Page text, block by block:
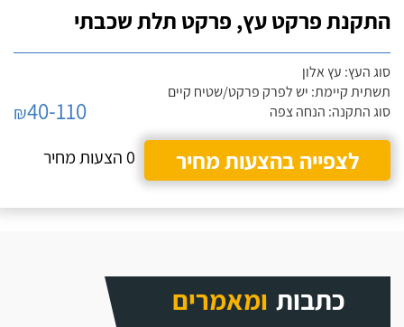
התקנת פרקט עץ, פרקט תלת שכבתי
סוג העץ: עץ אלון
תשתית קיימת: יש לפרק פרקט/שטיח קיים
סוג התקנה: הנחה צפה
₪40-110
לצפייה בהצעות מחיר
0 הצעות מחיר
כתבות ומאמרים